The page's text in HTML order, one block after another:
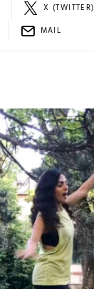
X (TWITTER)
MAIL